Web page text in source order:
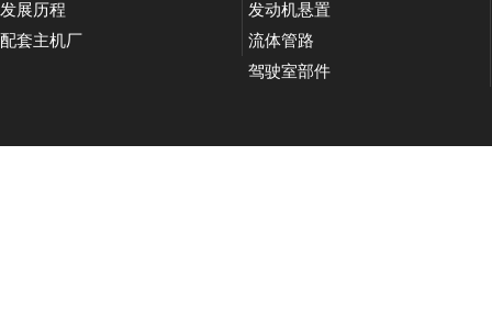
发展历程
配套主机厂
发动机悬置
流体管路
驾驶室部件